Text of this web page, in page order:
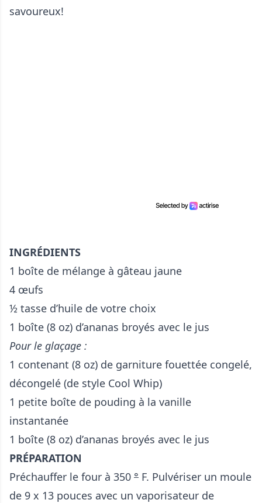
savoureux!
INGRÉDIENTS
1 boîte de mélange à gâteau jaune
4 œufs
½ tasse d’huile de votre choix
1 boîte (8 oz) d’ananas broyés avec le jus
Pour le glaçage :
1 contenant (8 oz) de garniture fouettée congelé,
décongelé (de style Cool Whip)
1 petite boîte de pouding à la vanille
instantanée
1 boîte (8 oz) d’ananas broyés avec le jus
PRÉPARATION
Préchauffer le four à 350 ° F. Pulvériser un moule
de 9 x 13 pouces avec un vaporisateur de